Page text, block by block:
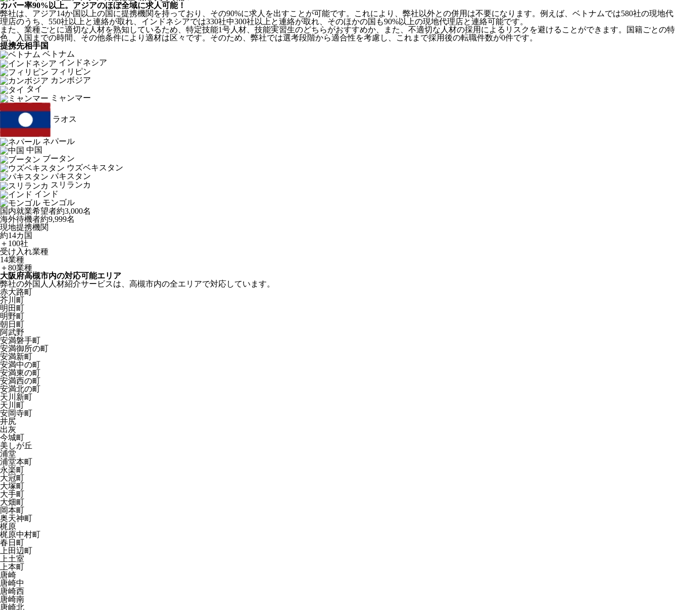
カバー率90%以上。アジアのほぼ全域に求人可能！
弊社は、 アジア14か国以上の国に提携機関を持っており、その90%に求人を出すことが可能です。これにより、弊社以外との併用は不要になります。例えば、ベトナムでは580社の現地代
理店のうち、550社以上と連絡が取れ、インドネシアでは330社中300社以上と連絡が取れ、そのほかの国も90%以上の現地代理店と連絡可能です。
また、業種ごとに適切な人材を熟知しているため、特定技能1号人材、技能実習生のどちらがおすすめか、また、不適切な人材の採用によるリスクを避けることができます。国籍ごとの特
色、入国までの時間、その他条件により適材は区々です。そのため、弊社では選考段階から適合性を考慮し、これまで採用後の転職件数が0件です。
提携先相手国
ベトナム
インドネシア
フィリピン
カンボジア
タイ
ミャンマー
ラオス
ネパール
中国
ブータン
ウズベキスタン
パキスタン
スリランカ
インド
モンゴル
国内就業希望者約3,000名
海外待機者約9,999名
現地提携機関
約14カ国
＋100社
受け入れ業種
14業種
＋80業種
大阪府高槻市内の対応可能エリア
弊社の外国人人材紹介サービスは、高槻市内の全エリアで対応しています。
赤大路町
芥川町
明田町
明野町
朝日町
阿武野
安満磐手町
安満御所の町
安満新町
安満中の町
安満東の町
安満西の町
安満北の町
天川新町
天川町
安岡寺町
井尻
出灰
今城町
美しが丘
浦堂
浦堂本町
永楽町
大冠町
大塚町
大手町
大畑町
岡本町
奥天神町
梶原
梶原中村町
春日町
上田辺町
上土室
上本町
唐崎
唐崎中
唐崎西
唐崎南
唐崎北